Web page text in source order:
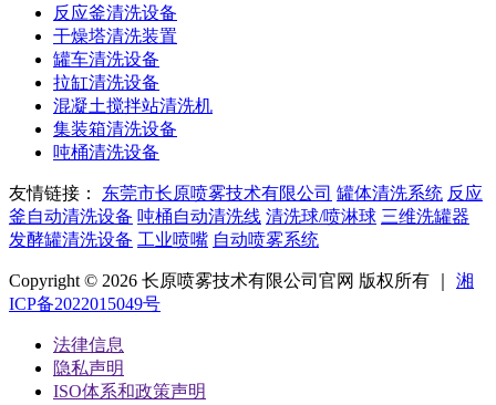
反应釜清洗设备
干燥塔清洗装置
罐车清洗设备
拉缸清洗设备
混凝土搅拌站清洗机
集装箱清洗设备
吨桶清洗设备
友情链接： 东莞市长原喷雾技术有限公司 罐体清洗系统 反应
釜自动清洗设备 吨桶自动清洗线 清洗球/喷淋球 三维洗罐器
发酵罐清洗设备 工业喷嘴 自动喷雾系统
Copyright © 2026 长原喷雾技术有限公司官网 版权所有 ｜ 湘
ICP备2022015049号
法律信息
隐私声明
ISO体系和政策声明